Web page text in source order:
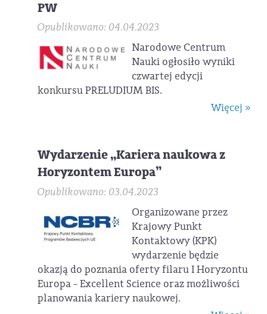
PW
Opublikowano: 04.04.2023
Narodowe Centrum
Nauki ogłosiło wyniki
czwartej edycji
konkursu PRELUDIUM BIS.
Więcej »
Wydarzenie „Kariera naukowa z
Horyzontem Europa”
Opublikowano: 03.04.2023
Organizowane przez
Krajowy Punkt
Kontaktowy (KPK)
wydarzenie będzie
okazją do poznania oferty filaru I Horyzontu
Europa - Excellent Science oraz możliwości
planowania kariery naukowej.